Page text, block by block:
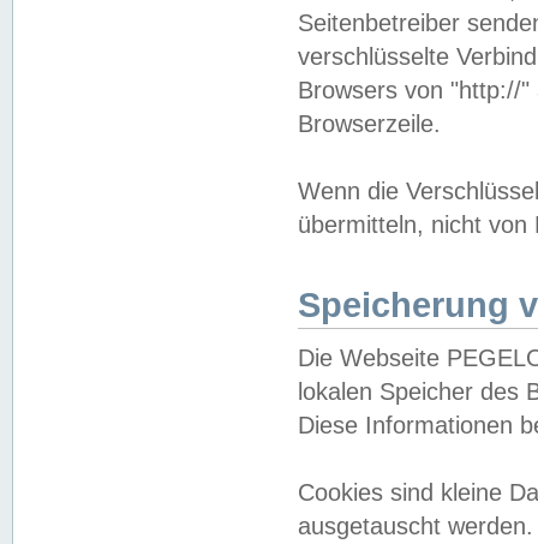
Seitenbetreiber
verschlüsselte
Browsers von "http://
Browserzeile.
Wenn die
übermitteln, nicht von
Speicherung
Die Webseite
lokalen Speicher des
Diese Informationen
Cookies sind kleine
ausgetauscht